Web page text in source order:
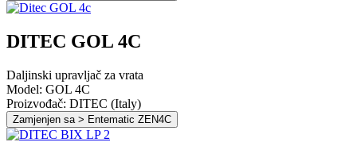
DITEC GOL 4C
Daljinski upravljač za vrata
Model: GOL 4C
Proizvođač: DITEC (Italy)
Zamjenjen sa > Entematic ZEN4C